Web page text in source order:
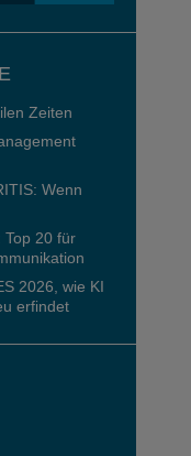
Zeiten
Wenn
Top 20 für
2026, wie KI
erfindet